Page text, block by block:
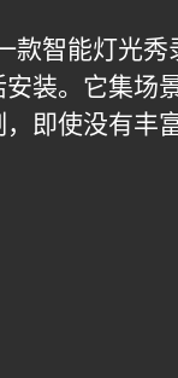
款智能灯光
装。它集场
即使没有丰